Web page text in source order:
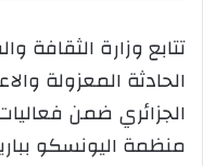
تتابع وزارة الثقافة
الحادثة المعزولة
الجزائري ضمن
منظمة اليونسكو بباريس، يوم